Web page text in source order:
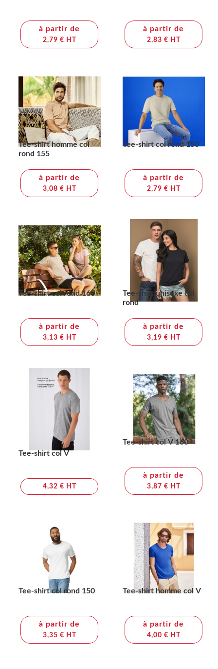
à partir de
2,79 € HT
à partir de
2,83 € HT
Tee-shirt homme col
rond 155
à partir de
3,08 € HT
Tee-shirt col rond 150
à partir de
2,79 € HT
Tee-shirt col rond 160
à partir de
3,13 € HT
Tee-shirt unisexe col
rond
à partir de
3,19 € HT
Tee-shirt col V
4,32 € HT
Tee-shirt col V 160
à partir de
3,87 € HT
Tee-shirt col rond 150
à partir de
3,35 € HT
Tee-shirt homme col V
à partir de
4,00 € HT